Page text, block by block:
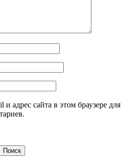
адрес сайта в этом браузере для